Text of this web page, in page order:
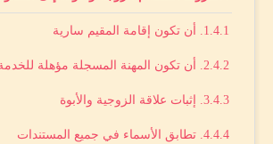
1. أن تكون إقامة المقيم سارية
2. أن تكون المهنة المسجلة مؤهلة للخدمة
3. إثبات علاقة الزوجية والأبوة
4. تطابق الأسماء في جميع المستندات